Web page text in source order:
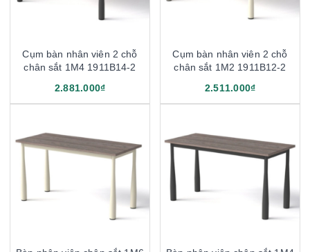
Cụm bàn nhân viên 2 chỗ
chân sắt 1M4 1911B14-2
2.881.000₫
Cụm bàn nhân viên 2 chỗ
chân sắt 1M2 1911B12-2
2.511.000₫